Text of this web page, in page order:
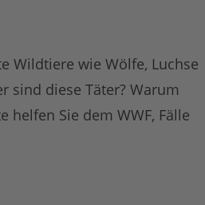
Wildtiere wie Wölfe, Luchse
sind diese Täter? Warum
helfen Sie dem WWF, Fälle